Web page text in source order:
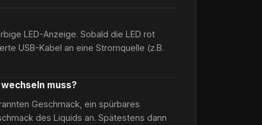
LED-Anzeige. Sobald die LED rot
USB-Kabel an eine Stromquelle (z.B.
muss?
Geschmack, ein spürbares
des Liquids an. Spätestens dann